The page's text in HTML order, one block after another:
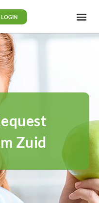
LOGIN
Zuid